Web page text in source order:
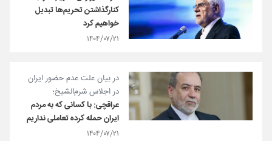
کنارگذاشتن تحریم‌ها تبدیل
خواهیم کرد
۱۴۰۴/۰۷/۲۱
در بیان علت عدم حضور ایران
در اجلاس شرم‌الشیخ؛
عراقچی: با کسانی که به مردم
ایران حمله کرده تعاملی نداریم
۱۴۰۴/۰۷/۲۱